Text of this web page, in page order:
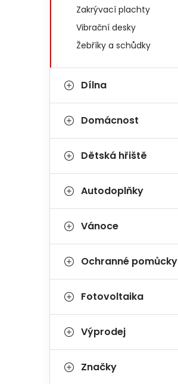
Zakrývací plachty
Vibrační desky
Žebříky a schůdky
Dílna
Domácnost
Dětská hřiště
Autodoplňky
Vánoce
Ochranné pomůcky
Fotovoltaika
Výprodej
Značky